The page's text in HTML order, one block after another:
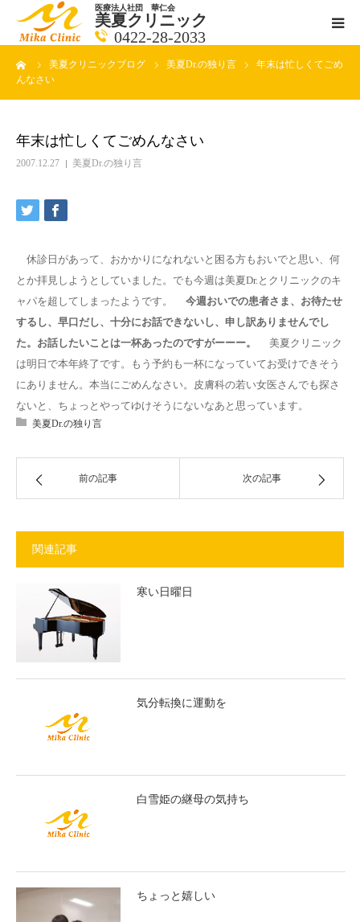
医療法人社団 華仁会
美夏クリニック
0422-28-2033
美夏クリニックブログ 美夏Dr.の独り言
年末は忙しくてごめ
んなさい
年末は忙しくてごめんなさい
2007.12.27 美夏Dr.の独り言
休診日があって、おかかりになれないと困る方もおいでと思い、何
とか拝見しようとしていました。でも今週は美夏Dr.とクリニックのキ
ャパを超してしまったようです。 今週おいでの患者さま、お待たせ
するし、早口だし、十分にお話できないし、申し訳ありませんでし
た。お話したいことは一杯あったのですがーーー。
美夏クリニック
は明日で本年終了です。もう予約も一杯になっていてお受けできそう
にありません。本当にごめんなさい。皮膚科の若い女医さんでも探さ
ないと、ちょっとやってゆけそうにないなあと思っています。
美夏Dr.の独り言
前の記事 次の記事
関連記事
寒い日曜日
気分転換に運動を
白雪姫の継母の気持ち
ちょっと嬉しい
医師紹介
クリニックの紹介
アクセス
ブログ一覧ページ
料金一覧 new